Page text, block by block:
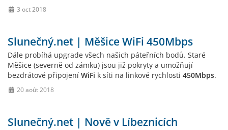
3 oct 2018
Slunečný.net | Měšice WiFi 450Mbps
Dále probíhá upgrade všech našich páteřních bodů. Staré
Měšice (severně od zámku) jsou již pokryty a umožňují
bezdrátové připojení WiFi k síti na linkové rychlosti 450Mbps.
20 août 2018
Slunečný.net | Nově v Líbeznicích